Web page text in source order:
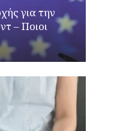
για την
– Ποιοι